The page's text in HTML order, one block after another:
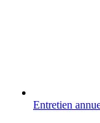
Entretien